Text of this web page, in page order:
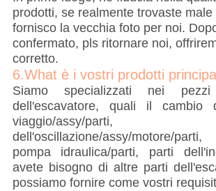
prodotti, se realmente trovaste
fornisco la vecchia foto per noi.
confermato, pls ritornare noi,
corretto.
6.What è i vostri prodotti
Siamo specializzati nei
dell'escavatore, quali il cambio
viaggio/assy/
dell'oscillazione/assy/motore/
pompa idraulica/parti, parti
avete bisogno di altre parti
possiamo fornire come vostri